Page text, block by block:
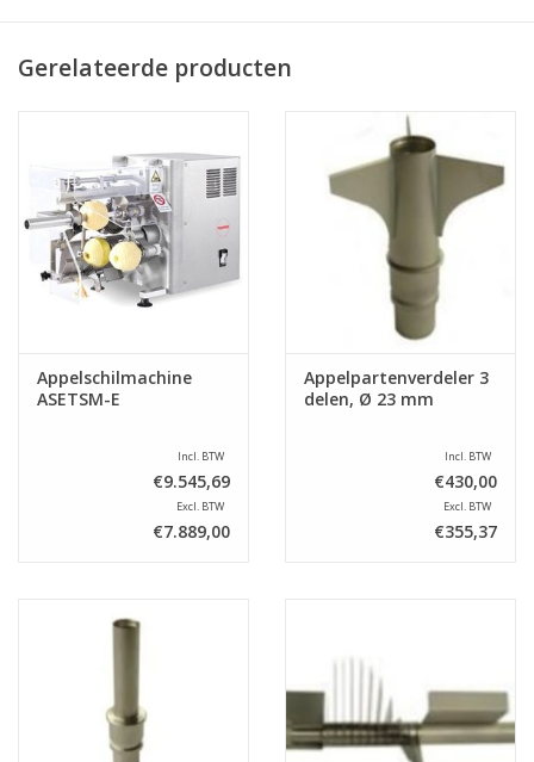
Gerelateerde producten
Appelschilmachine
ASETSM-E
Incl. BTW
€9.545,69
Excl. BTW
€7.889,00
Appelpartenverdeler 3
delen, Ø 23 mm
Incl. BTW
€430,00
Excl. BTW
€355,37